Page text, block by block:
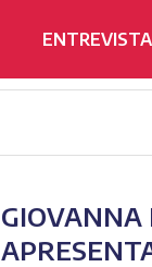
GIOVANNA